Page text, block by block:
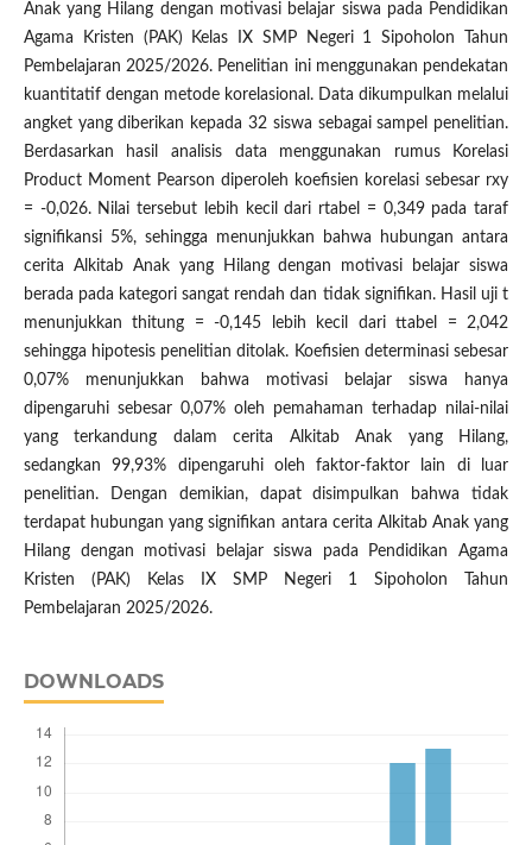
Anak yang Hilang dengan motivasi belajar siswa pada Pendidikan
Agama Kristen (PAK) Kelas IX SMP Negeri 1 Sipoholon Tahun
Pembelajaran 2025/2026. Penelitian ini menggunakan pendekatan
kuantitatif dengan metode korelasional. Data dikumpulkan melalui
angket yang diberikan kepada 32 siswa sebagai sampel penelitian.
Berdasarkan hasil analisis data menggunakan rumus Korelasi
Product Moment Pearson diperoleh koefisien korelasi sebesar rxy
= -0,026. Nilai tersebut lebih kecil dari rtabel = 0,349 pada taraf
signifikansi 5%, sehingga menunjukkan bahwa hubungan antara
cerita Alkitab Anak yang Hilang dengan motivasi belajar siswa
berada pada kategori sangat rendah dan tidak signifikan. Hasil uji t
menunjukkan thitung = -0,145 lebih kecil dari ttabel = 2,042
sehingga hipotesis penelitian ditolak. Koefisien determinasi sebesar
0,07% menunjukkan bahwa motivasi belajar siswa hanya
dipengaruhi sebesar 0,07% oleh pemahaman terhadap nilai-nilai
yang terkandung dalam cerita Alkitab Anak yang Hilang,
sedangkan 99,93% dipengaruhi oleh faktor-faktor lain di luar
penelitian. Dengan demikian, dapat disimpulkan bahwa tidak
terdapat hubungan yang signifikan antara cerita Alkitab Anak yang
Hilang dengan motivasi belajar siswa pada Pendidikan Agama
Kristen (PAK) Kelas IX SMP Negeri 1 Sipoholon Tahun
Pembelajaran 2025/2026.
DOWNLOADS